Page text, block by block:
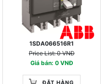
1SDA066516R1
Price List: 0 VNĐ
Giá bán: 0 VNĐ
ĐẶT HÀNG